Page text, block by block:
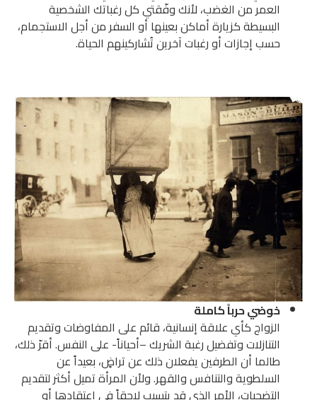
العمر من الغضب، لأنك وفّقتي كل رغباتك الشخصية
البسيطة كزيارة أماكن بعينها أو السفر من أجل الاستجمام،
حسب إجازات أو رغبات آخرين تُشاركينهم الحياة.
خوضي حرباً كاملة
الزواج كأي علاقة إنسانية، قائم على المفاوضات وتقديم
التنازلات وتفضيل رغبة الشريك –أحياناً- على النفس. أقرّ ذلك،
طالما أن الطرفين يفعلان ذلك عن تراضٍ، بعيداً عن
السلطوية والتنافس والقهر. ولأن المرأة تميل أكثر لتقديم
التضحيات، الأمر الذي قد يتسبب لاحقاً في اعتقادها أو